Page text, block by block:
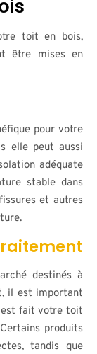
toit en bois,
être mises en
pour votre
elle peut aussi
adéquate
stable dans
et autres
destinés à
il est important
est fait votre toit
produits
tandis que